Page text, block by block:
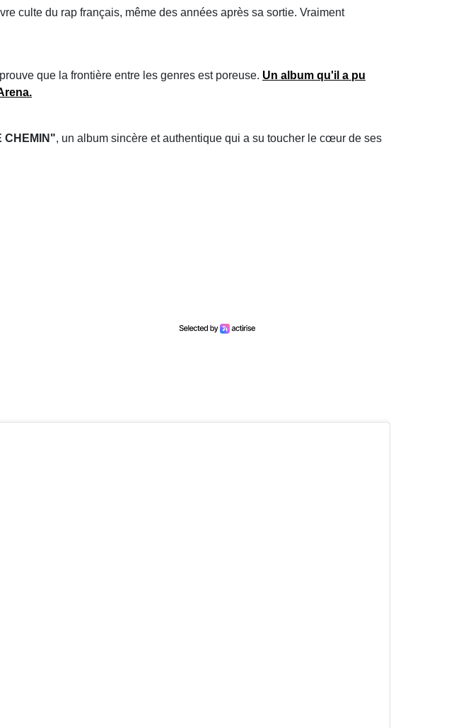
culte du rap français, même des années après sa sortie. Vraiment
prouve que la frontière entre les genres est poreuse. Un album qu'il a pu
CHEMIN", un album sincère et authentique qui a su toucher le cœur de ses